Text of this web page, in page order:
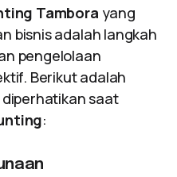
Tambora yang
bisnis adalah langkah
pengelolaan
Berikut adalah
saat
: